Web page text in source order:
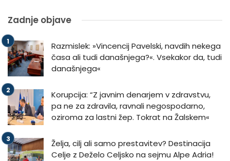
Zadnje objave
Razmislek: »Vincencij Pavelski, navdih nekega
časa ali tudi današnjega?«. Vsekakor da, tudi
današnjega«
Korupcija: “Z javnim denarjem v zdravstvu,
pa ne za zdravila, ravnali negospodarno,
oziroma za lastni žep. Tokrat na Žalskem«
Želja, cilj ali samo prestavitev? Destinacija
Celje z Deželo Celjsko na sejmu Alpe Adria!